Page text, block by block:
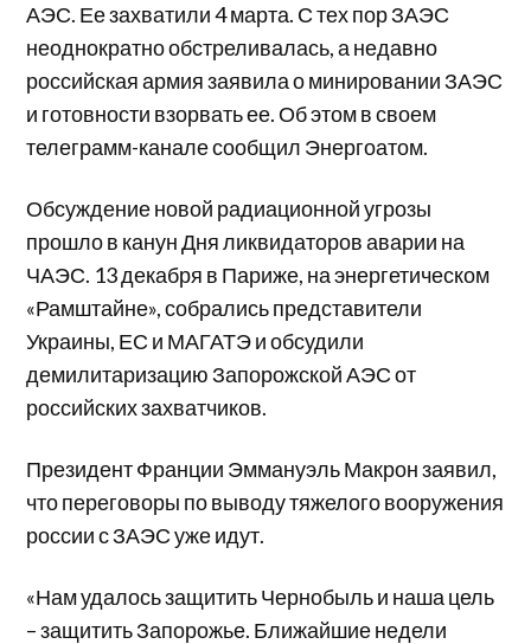
АЭС. Ее захватили 4 марта. С тех пор ЗАЭС
неоднократно обстреливалась, а недавно
российская армия заявила о минировании ЗАЭС
и готовности взорвать ее. Об этом в своем
телеграмм-канале сообщил Энергоатом.
Обсуждение новой радиационной угрозы
прошло в канун Дня ликвидаторов аварии на
ЧАЭС. 13 декабря в Париже, на энергетическом
«Рамштайне», собрались представители
Украины, ЕС и МАГАТЭ и обсудили
демилитаризацию Запорожской АЭС от
российских захватчиков.
Президент Франции Эммануэль Макрон заявил,
что переговоры по выводу тяжелого вооружения
россии с ЗАЭС уже идут.
«Нам удалось защитить Чернобыль и наша цель
– защитить Запорожье. Ближайшие недели